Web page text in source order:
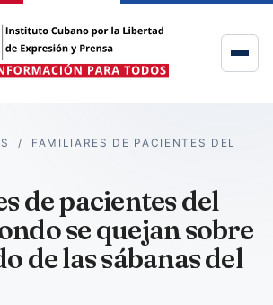
/ FAMILIARES DE PACIENTES DEL
de pacientes del
se quejan sobre
de las sábanas del